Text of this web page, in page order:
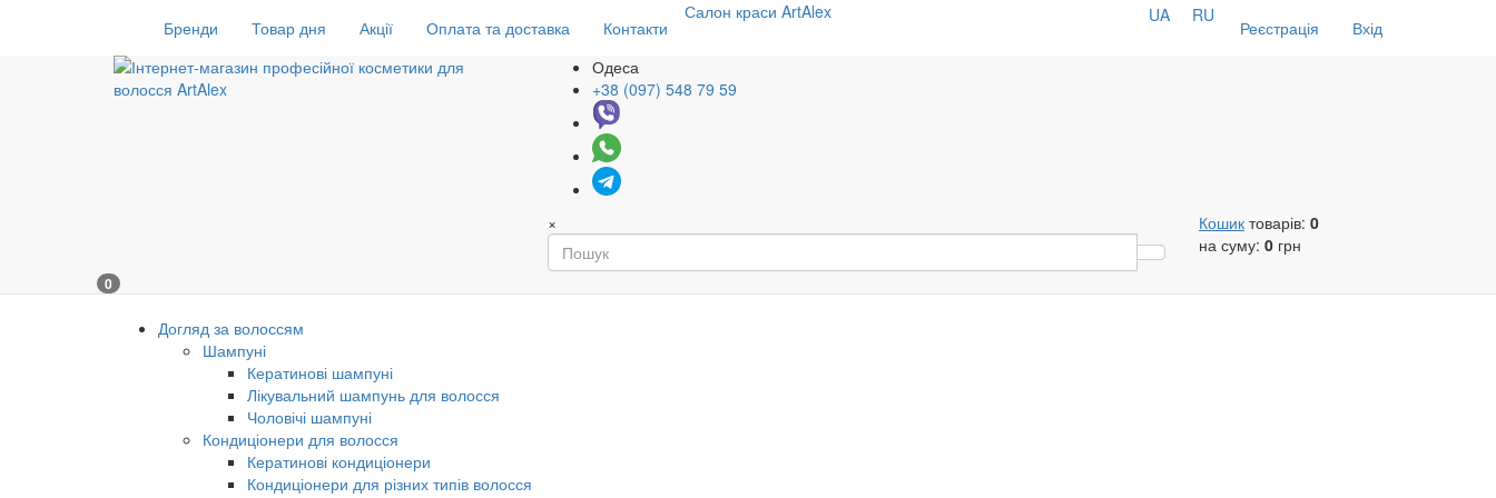
Бренди Товар дня Акції Оплата та доставка Контакти
Салон краси ArtAlex
Реєстрація Вхід
UA RU
Одеса
+38 (097) 548 79 59
× Кошик товарів: 0
на суму: 0 грн
0
Догляд за волоссям
Шампуні
Кератинові шампуні
Лікувальний шампунь для волосся
Чоловічі шампуні
Кондиціонери для волосся
Кератинові кондиціонери
Кондиціонери для різних типів волосся